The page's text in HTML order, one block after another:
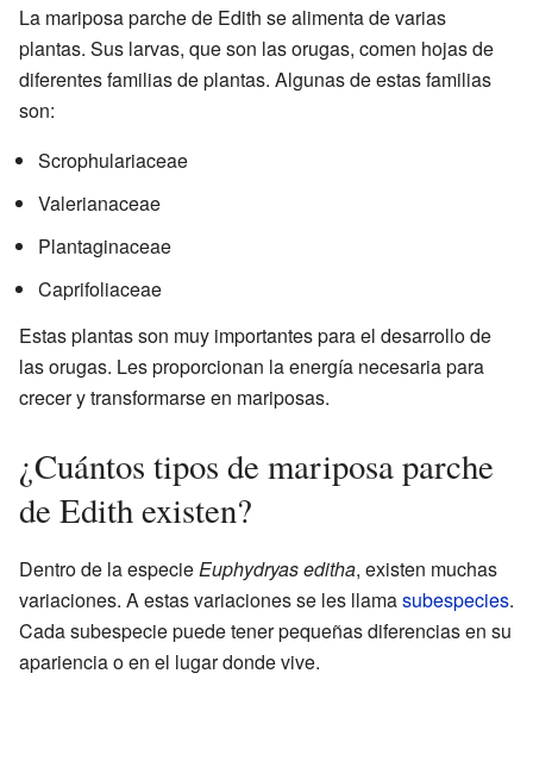
La mariposa parche de Edith se alimenta de varias
plantas. Sus larvas, que son las orugas, comen hojas de
diferentes familias de plantas. Algunas de estas familias
son:
Scrophulariaceae
Valerianaceae
Plantaginaceae
Caprifoliaceae
Estas plantas son muy importantes para el desarrollo de
las orugas. Les proporcionan la energía necesaria para
crecer y transformarse en mariposas.
¿Cuántos tipos de mariposa parche
de Edith existen?
Dentro de la especieEuphydryas editha, existen muchas
variaciones. A estas variaciones se les llamasubespecies.
Cada subespecie puede tener pequeñas diferencias en su
apariencia o en el lugar donde vive.